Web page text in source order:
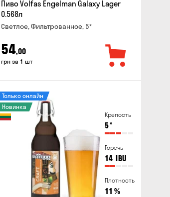
Пиво Volfas Engelman Galaxy Lager
0.568л
Светлое, Фильтрованное, 5°
54,00
грн за 1 шт
Крепость
5°
Горечь
14 IBU
Плотность
11 %
Только онлайн
Новинка